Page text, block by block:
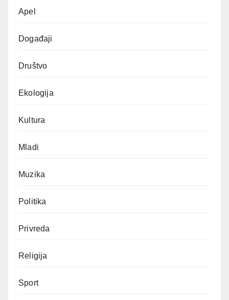
Apel
Događaji
Društvo
Ekologija
Kultura
Mladi
Muzika
Politika
Privreda
Religija
Sport